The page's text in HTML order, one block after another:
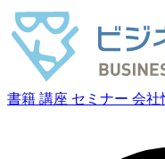
書籍 講座 セミナー 会社